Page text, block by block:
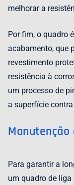
melhorar a
Por fim, o quadro
acabamento, que
revestimento
resistência à
um processo de
a superfície
Manutenção
Para garantir a
um quadro de liga